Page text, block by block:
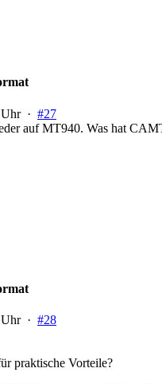
· #27
auf MT940. Was hat
· #28
praktische Vorteile?